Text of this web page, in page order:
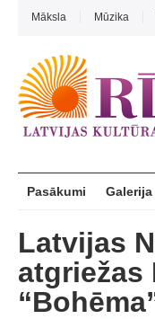
Māksla Mūzika
Pasākumi Galerija
Latvijas
atgriežas